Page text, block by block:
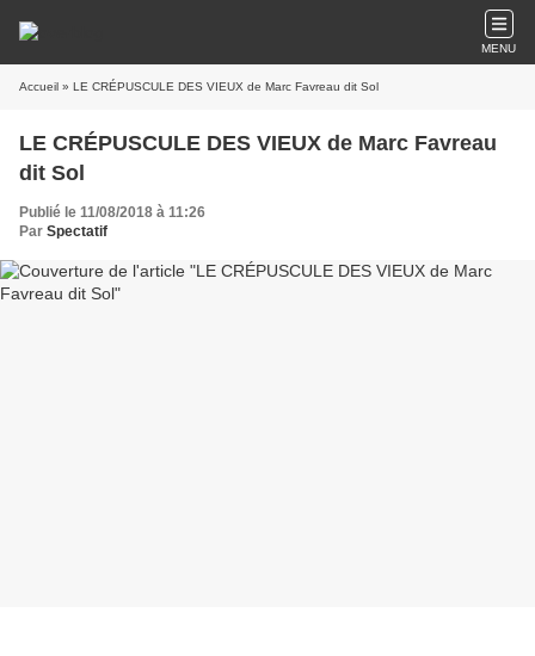
MENU
Accueil » LE CRÉPUSCULE DES VIEUX de Marc Favreau dit Sol
LE CRÉPUSCULE DES VIEUX de Marc Favreau
dit Sol
Publié le 11/08/2018 à 11:26
Par Spectatif